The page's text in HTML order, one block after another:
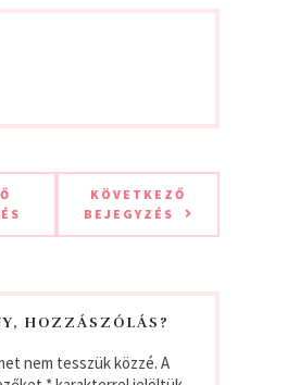
KÖVETKEZŐ
BEJEGYZÉS
HOZZÁSZÓLÁS?
nem tesszük közzé. A